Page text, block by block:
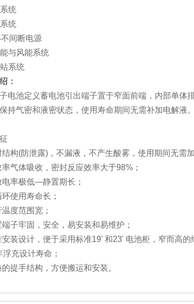
统
统
间断电源
与风能系统
系统
：
电池定义蓄电池引出端子置于窄面前端，内部单体
持气密和液密状态，使用寿命期间无需补加电解液。
结构(防泄露)，不漏液，不产生酸雾，使用期间无需
率气体吸收，密封反应效率大于98%；
电率极低—静置期长；
使用寿命长；
温度范围宽；
端子牢固，安全，易安装和易维护；
安装设计，便于采用标准19' 和23' 电池柜，窄而高的
浮充设计寿命；
的提手结构，方便搬运和安装。